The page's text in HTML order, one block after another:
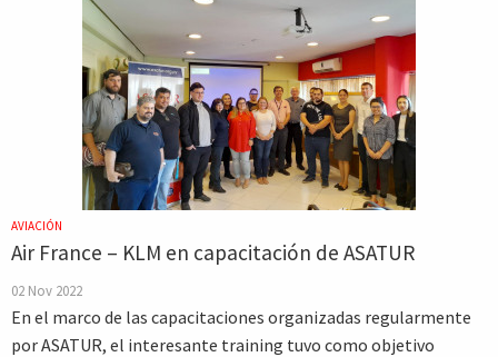
AVIACIÓN
Air France – KLM en capacitación de ASATUR
02 Nov 2022
En el marco de las capacitaciones organizadas regularmente
por ASATUR, el interesante training tuvo como objetivo